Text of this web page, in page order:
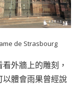
de Strasbourg
外牆上的雕刻，
體會雨果曾經說